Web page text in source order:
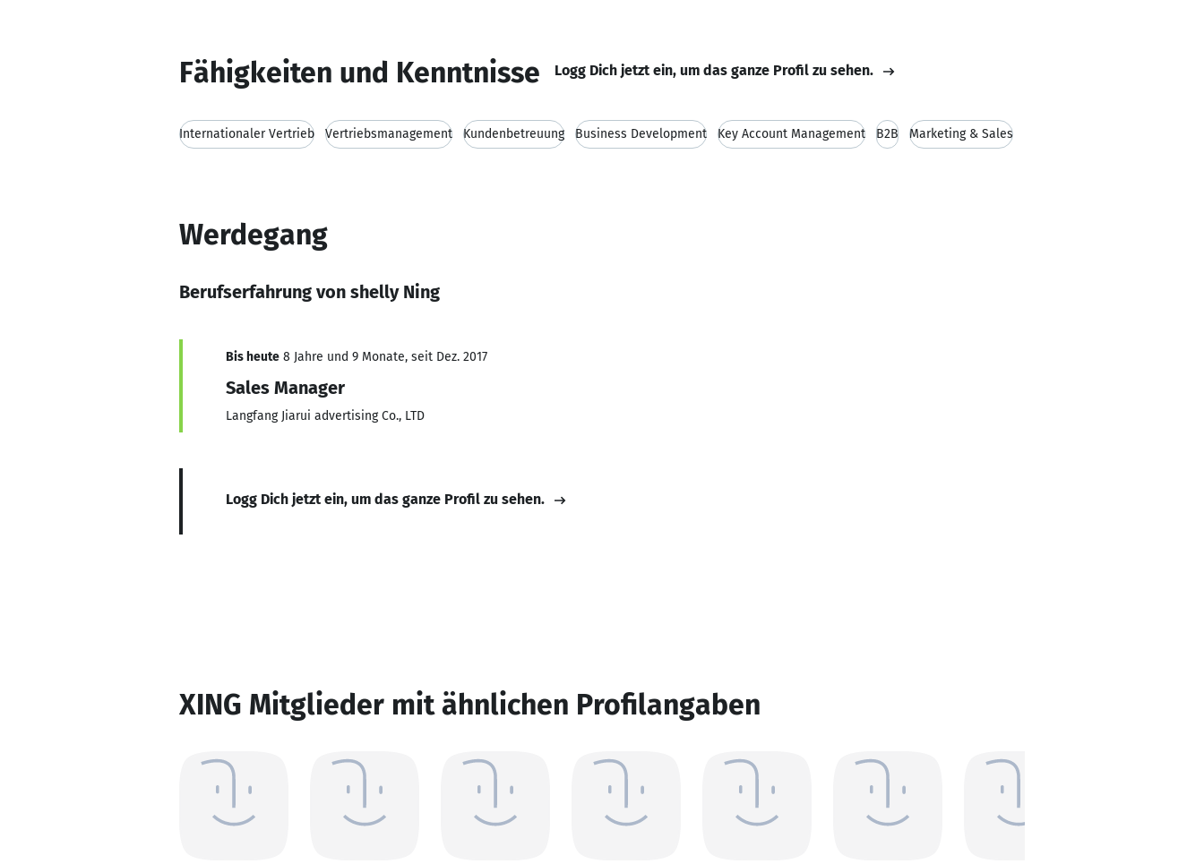
Fähigkeiten und Kenntnisse Logg Dich jetzt ein, um das ganze Profil zu sehen.
Internationaler Vertrieb Vertriebsmanagement Kundenbetreuung Business Development Key Account Management B2B Marketing & Sales
Werdegang
Berufserfahrung von shelly Ning
Bis heute 8 Jahre und 9 Monate, seit Dez. 2017
Sales Manager
Langfang Jiarui advertising Co., LTD
Logg Dich jetzt ein, um das ganze Profil zu sehen.
XING Mitglieder mit ähnlichen Profilangaben